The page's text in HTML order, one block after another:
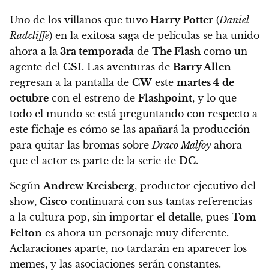
Uno de los villanos que tuvo Harry Potter (Daniel
Radcliffe) en la exitosa saga de películas se ha unido
ahora a la 3ra temporada de The Flashcomo un
agente del CSI. Las aventuras de Barry Allen
regresan a la pantalla de CW este martes 4 de
octubre con el estreno de Flashpoint, y lo que
todo el mundo se está preguntando con respecto a
este fichaje es cómo se las apañará la producción
para quitar las bromas sobreDraco Malfoy ahora
que el actor es parte de la serie de DC.
SegúnAndrew Kreisberg, productor ejecutivo del
show, Cisco continuará con sus tantas referencias
a la cultura pop, sin importar el detalle, pues Tom
Felton es ahora un personaje muy diferente.
Aclaraciones aparte, no tardarán en aparecer los
memes, y las asociaciones serán constantes.